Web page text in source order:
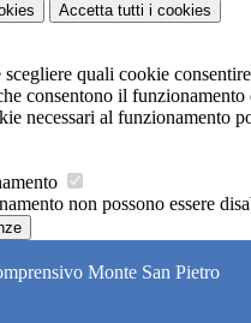
Accetta tutti i cookies
quali cookie
consentono il
necessari al funzionamento
non possono essere
Monte San Pietro